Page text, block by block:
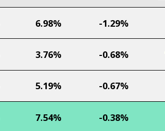
-1.29%
6.98%
-0.68%
3.76%
-0.67%
5.19%
-0.38%
7.54%